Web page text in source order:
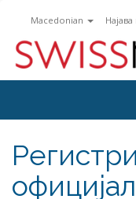
Macedonian